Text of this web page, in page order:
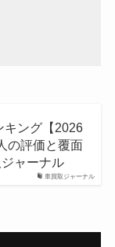
車買取ジャーナル
キング【2026
の評価と覆面
ャーナル